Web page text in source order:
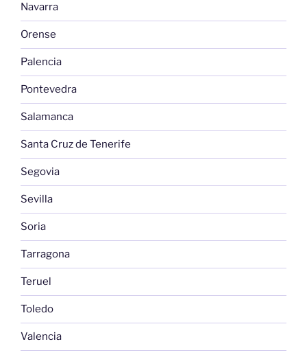
Navarra
Orense
Palencia
Pontevedra
Salamanca
Santa Cruz de Tenerife
Segovia
Sevilla
Soria
Tarragona
Teruel
Toledo
Valencia